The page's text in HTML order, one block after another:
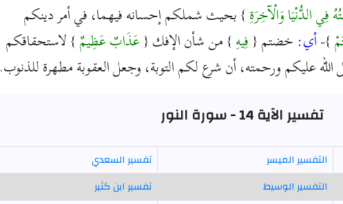
فِي الدُّنْيَا وَالْآخِرَةِ} بحيث شملكم إحسانه فيهما، في أمر دينكم
}-أي: خضتم {فِيهِ} من شأن الإفك {عَذَابٌ عَظِيمٌ} لاستحقاقكم
عليكم ورحمته، أن شرع لكم التوبة، وجعل العقوبة مطهرة للذنوب.
تفسير الآية 14 - سورة النور
التفسير الميسر
تفسير السعدي
التفسير الوسيط
تفسير ابن كثير